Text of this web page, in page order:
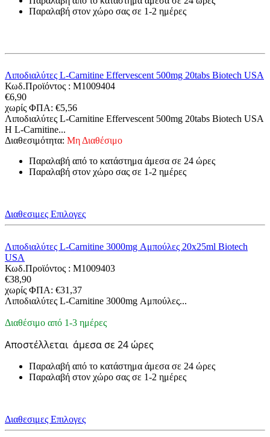
Παραλαβή στον χώρο σας σε 1-2 ημέρες
Λιποδιαλύτες L-Carnitine Effervescent 500mg 20tabs Biotech USA
Κωδ.Προϊόντος : M1009404
€6,90
χωρίς ΦΠΑ: €5,56
Λιποδιαλύτες L-Carnitine Effervescent 500mg 20tabs Biotech USA
Η L-Carnitine...
Διαθεσιμότητα: Μη Διαθέσιμο
Παραλαβή από το κατάστημα άμεσα σε 24 ώρες
Παραλαβή στον χώρο σας σε 1-2 ημέρες
Διαθεσιμες Επιλογες
Λιποδιαλύτες L-Carnitine 3000mg Αμπούλες 20x25ml Biotech
USA
Κωδ.Προϊόντος : M1009403
€38,90
χωρίς ΦΠΑ: €31,37
Λιποδιαλύτες L-Carnitine 3000mg Αμπούλες...
Διαθέσιμο από 1-3 ημέρες
Αποστέλλεται άμεσα σε 24 ώρες
Παραλαβή από το κατάστημα άμεσα σε 24 ώρες
Παραλαβή στον χώρο σας σε 1-2 ημέρες
Διαθεσιμες Επιλογες